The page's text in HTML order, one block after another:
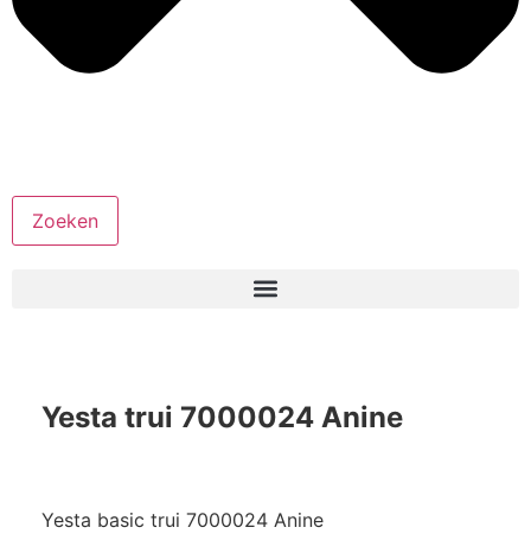
Zoeken
Yesta trui 7000024 Anine
Yesta basic trui 7000024 Anine